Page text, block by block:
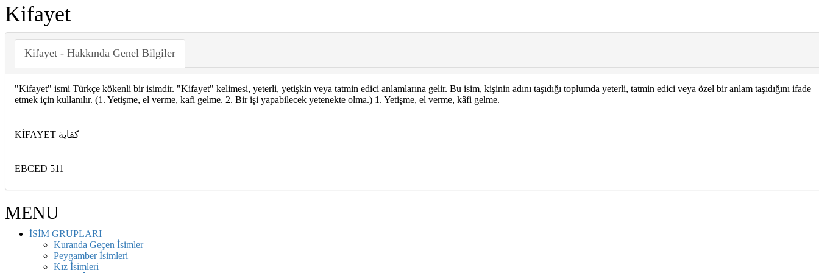
Kifayet
Kifayet - Hakkında Genel Bilgiler
"Kifayet" ismi Türkçe kökenli bir isimdir. "Kifayet" kelimesi, yeterli, yetişkin veya tatmin edici anlamlarına gelir. Bu isim, kişinin adını taşıdığı toplumda yeterli, tatmin edici veya özel bir anlam taşıdığını ifade
etmek için kullanılır. (1. Yetişme, el verme, kafi gelme. 2. Bir işi yapabilecek yetenekte olma.) 1. Yetişme, el verme, kâfi gelme.
KİFAYET كقاية
EBCED 511
MENU
İSİM GRUPLARI
Kuranda Geçen İsimler
Peygamber İsimleri
Kız İsimleri